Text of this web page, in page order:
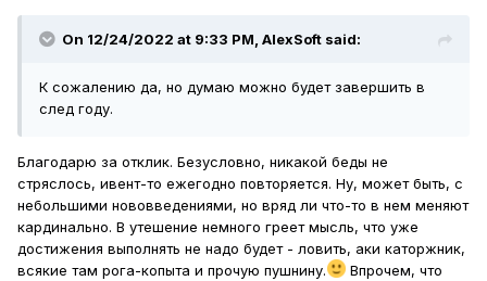
элементов, и те сперли. А оленей из упряжки, не иначе,
срочно лососям рога отращивать. Понятно, конечно,
возраст, склероз, и все такое, но не до такой же
уследил бы и ее куда-нибудь в гарем Нептуна выкрали.
Но тогда, наверное, и интриги, и самого ивента не было.
Примерно как-то так.
Желаю всем пулеметного клева и новых игровых
достижений.
On 12/24/2022 at 9:33 PM, AlexSoft said:
К сожалению да, но думаю можно будет завершить в
след году.
Благодарю за отклик. Безусловно, никакой беды не
стряслось, ивент-то ежегодно повторяется. Ну, может быть, с
небольшими нововведениями, но вряд ли что-то в нем меняют
кардинально. В утешение немного греет мысль, что уже
достижения выполнять не надо будет - ловить, аки каторжник,
всякие там рога-копыта и прочую пушнину.
Впрочем, что